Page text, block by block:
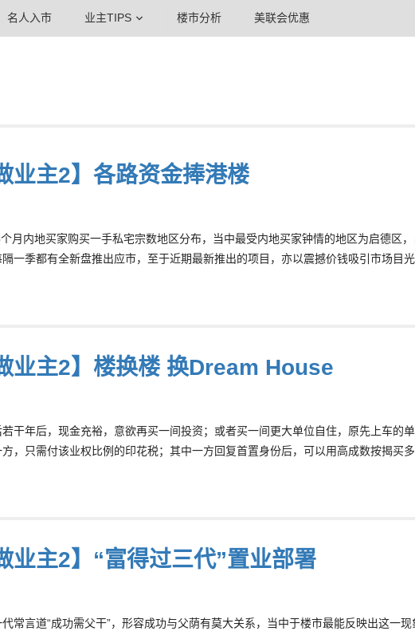
名人入市 业主TIPS 楼市分析 美联会优惠
业主2】各路资金捧港楼
月内地买家购买一手私宅宗数地区分布，当中最受内地买家钟情的地区为启德区
一季都有全新盘推出应市，至于近期最新推出的项目，亦以震撼价钱吸引市场目光
业主2】楼换楼 换Dream House
干年后，现金充裕，意欲再买一间投资；或者买一间更大单位自住，原先上车的
，只需付该业权比例的印花税；其中一方回复首置身份后，可以用高成数按揭买
业主2】“富得过三代”置业部署
常言道“成功需父干”，形容成功与父荫有莫大关系，当中于楼市最能反映出这一